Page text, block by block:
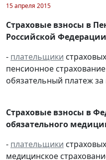
15 апреля 2015
Страховые взносы в
Российской
- плательщики
пенсионное страхование
обязательный платеж за
Страховые взносы в
обязательного
- плательщики
медицинское